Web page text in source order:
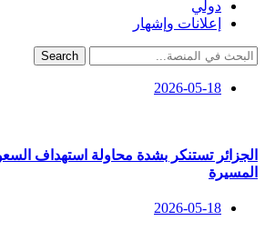
دولي
إعلانات وإشهار
Search
2026-05-18
الجزائر تستنكر بشدة محاولة استهداف
المسيرة
2026-05-18